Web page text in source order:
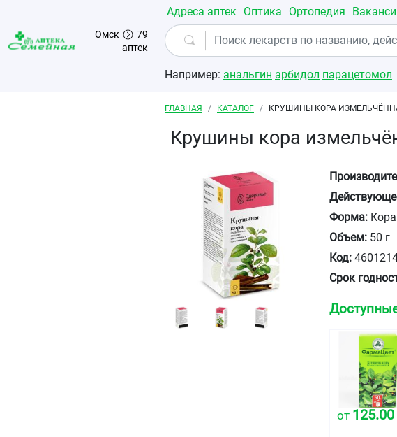
Перейти к основному содержанию
Омск
79
аптек
Адреса аптек Оптика Ортопедия
Например: анальгин арбидол парацетомол
Строка навигации
ГЛАВНАЯ КАТАЛОГ КРУШИНЫ КОРА
Крушины кора
Форма:
Объем: 50 г
Код:
Срок
от 125.00